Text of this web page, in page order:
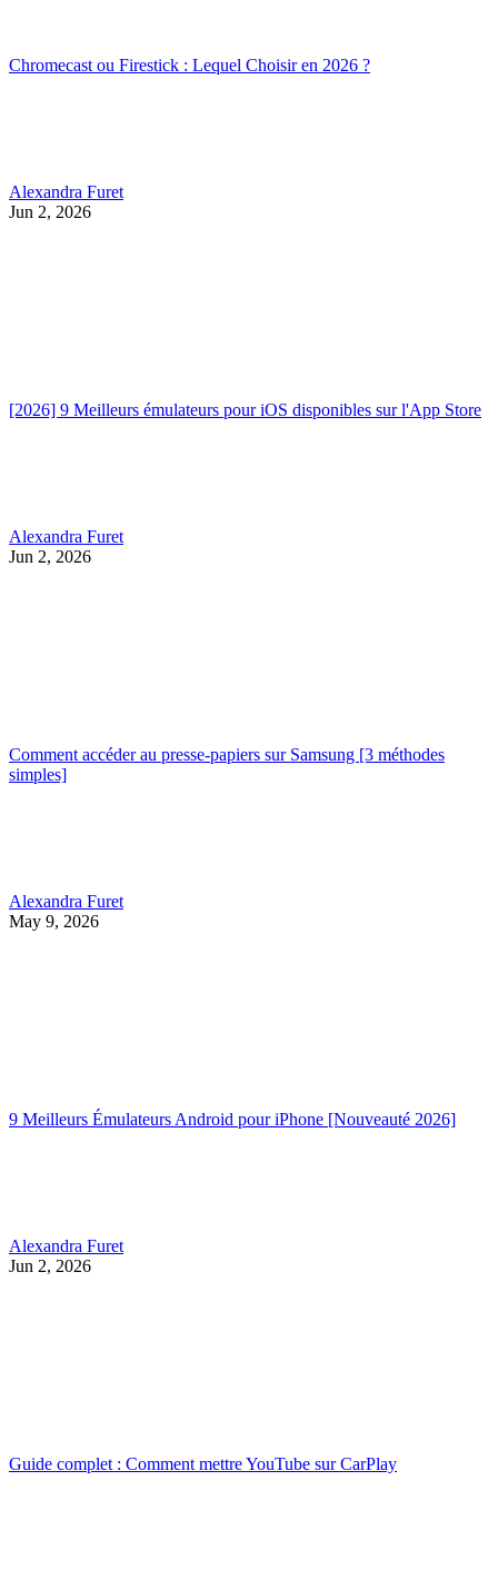
Chromecast ou Firestick : Lequel Choisir en 2026 ?
Alexandra Furet
Jun 2, 2026
[2026] 9 Meilleurs émulateurs pour iOS disponibles sur l'App Store
Alexandra Furet
Jun 2, 2026
Comment accéder au presse-papiers sur Samsung [3 méthodes
simples]
Alexandra Furet
May 9, 2026
9 Meilleurs Émulateurs Android pour iPhone [Nouveauté 2026]
Alexandra Furet
Jun 2, 2026
Guide complet : Comment mettre YouTube sur CarPlay